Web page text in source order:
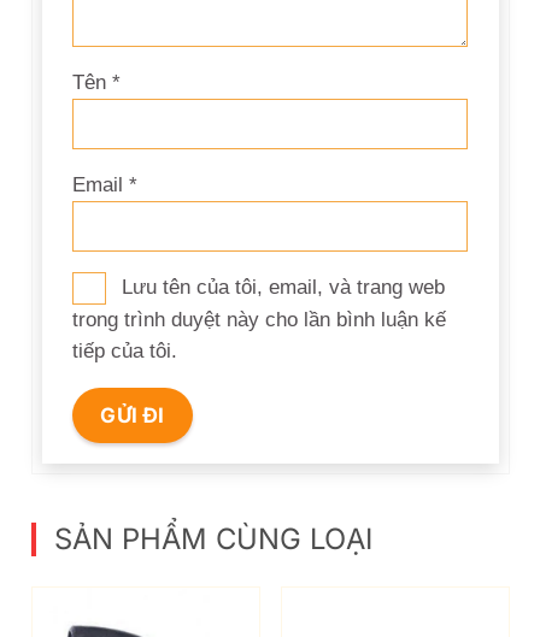
Tên *
Email *
Lưu tên của tôi, email, và trang web
trong trình duyệt này cho lần bình luận kế
tiếp của tôi.
SẢN PHẨM CÙNG LOẠI